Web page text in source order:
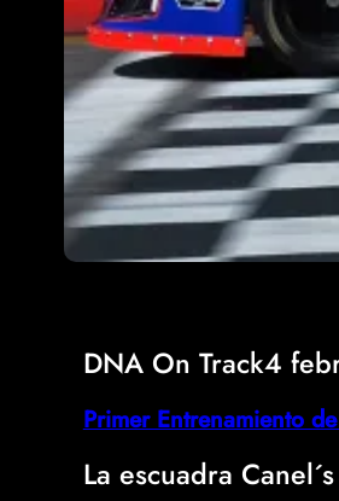
DNA On Track4
Primer Entrenamiento
La escuadra